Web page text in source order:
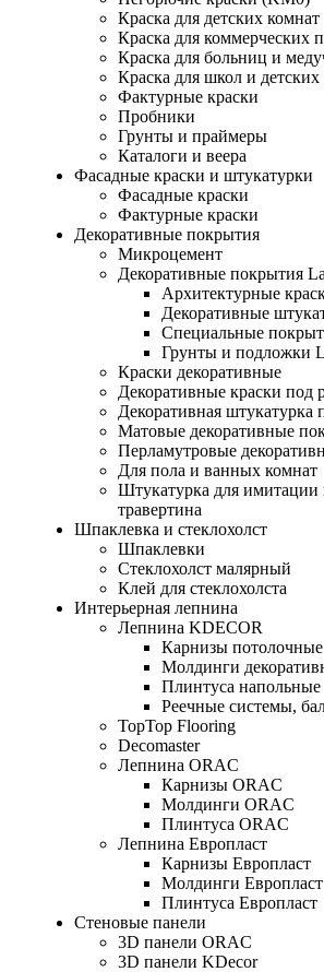
Краска для детских комнат
Краска для коммерческих
Краска для больниц и
Краска для школ и детских
Фактурные краски
Пробники
Грунты и праймеры
Каталоги и веера
Фасадные краски и штукатурки
Фасадные краски
Фактурные краски
Декоративные покрытия
Микроцемент
Декоративные покрытия
Архитектурные
Декоративные
Специальные
Грунты и подложки
Краски декоративные
Декоративные краски под
Декоративная штукатурка
Матовые декоративные
Перламутровые
Для пола и ванных комнат
Штукатурка для имитации
травертина
Шпаклевка и стеклохолст
Шпаклевки
Стеклохолст малярный
Клей для стеклохолста
Интерьерная лепнина
Лепнина KDECOR
Карнизы потолочные
Молдинги
Плинтуса напольные
Реечные системы,
TopTop Flooring
Decomaster
Лепнина ORAC
Карнизы ORAC
Молдинги ORAC
Плинтуса ORAC
Лепнина Европласт
Карнизы Европласт
Молдинги Европласт
Плинтуса Европласт
Стеновые панели
3D панели ORAC
3D панели KDecor